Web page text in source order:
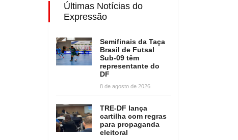
Últimas Notícias do
Expressão
Semifinais da Taça
Brasil de Futsal
Sub-09 têm
representante do
DF
8 de agosto de 2026
TRE-DF lança
cartilha com regras
para propaganda
eleitoral